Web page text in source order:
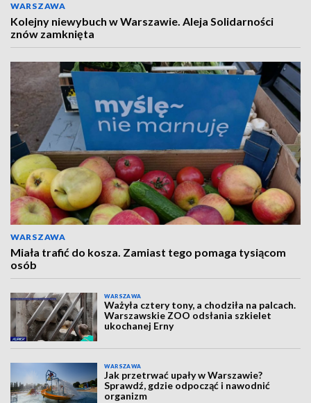
WARSZAWA
Kolejny niewybuch w Warszawie. Aleja Solidarności
znów zamknięta
WARSZAWA
Miała trafić do kosza. Zamiast tego pomaga tysiącom
osób
WARSZAWA
Ważyła cztery tony, a chodziła na palcach.
Warszawskie ZOO odsłania szkielet
ukochanej Erny
WARSZAWA
Jak przetrwać upały w Warszawie?
Sprawdź, gdzie odpocząć i nawodnić
organizm